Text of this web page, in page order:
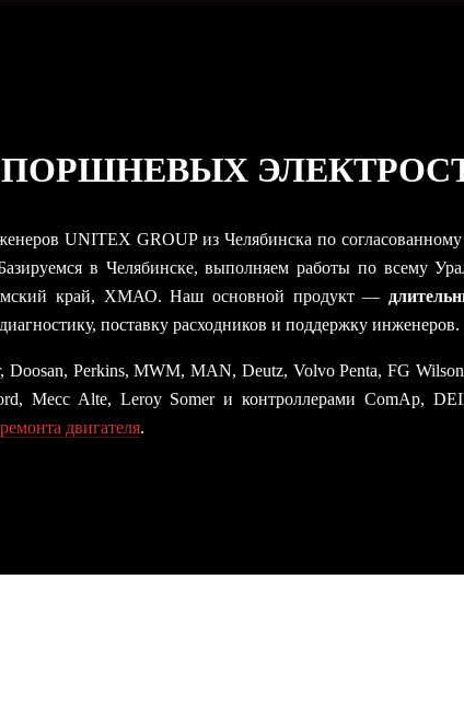
UNITEX GROUP из Челябинска по согласованному
в Челябинске, выполняем работы по всему
край, ХМАО. Наш основной продукт —
поставку расходников и поддержку инженеров.
Perkins, MWM, MAN, Deutz, Volvo Penta, FG
Mecc Alte, Leroy Somer и контроллерами ComAp,
двигателя.